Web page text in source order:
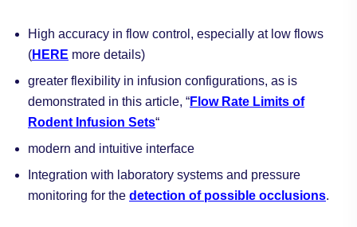
High accuracy in flow control, especially at low flows
(HERE more details)
greater flexibility in infusion configurations, as is
demonstrated in this article, “Flow Rate Limits of
Rodent Infusion Sets“
modern and intuitive interface
Integration with laboratory systems and pressure
monitoring for the detection of possible occlusions.